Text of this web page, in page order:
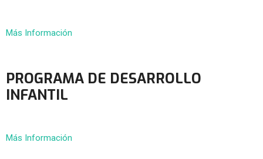
Más Información
PROGRAMA DE DESARROLLO
INFANTIL
Más Información